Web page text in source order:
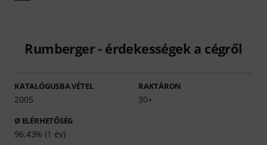
Rumberger - érdekességek a cégről
KATALÓGUSBA VÉTEL
2005
RAKTÁRON
30+
Ø ELÉRHETŐSÉG
96.43% (1 év)